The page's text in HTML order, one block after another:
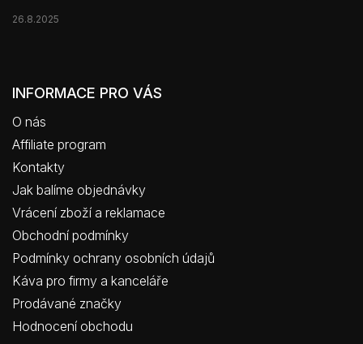
26.8.2025
INFORMACE PRO VÁS
O nás
Affiliate program
Kontakty
Jak balíme objednávky
Vrácení zboží a reklamace
Obchodní podmínky
Podmínky ochrany osobních údajů
Káva pro firmy a kanceláře
Prodávané značky
Hodnocení obchodu